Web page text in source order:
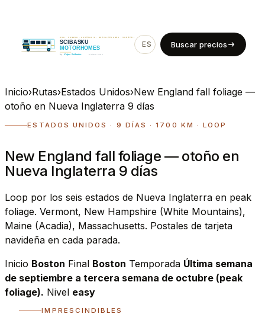
ES EN
Buscar precios
Inicio›Rutas›Estados Unidos›New England fall foliage —
otoño en Nueva Inglaterra 9 días
ESTADOS UNIDOS · 9 DÍAS · 1700 KM · LOOP
New England fall foliage — otoño en
Nueva Inglaterra 9 días
Loop por los seis estados de Nueva Inglaterra en peak
foliage. Vermont, New Hampshire (White Mountains),
Maine (Acadia), Massachusetts. Postales de tarjeta
navideña en cada parada.
Inicio Boston Final Boston Temporada Última semana
de septiembre a tercera semana de octubre (peak
foliage). Nivel easy
IMPRESCINDIBLES